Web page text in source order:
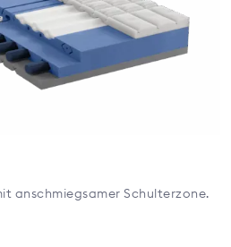
anschmiegsamer Schulterzone.